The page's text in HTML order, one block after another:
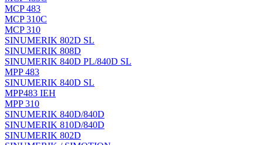
MCP 483
MCP 310C
MCP 310
SINUMERIK 802D SL
SINUMERIK 808D
SINUMERIK 840D PL/840D SL
MPP 483
SINUMERIK 840D SL
MPP483 IEH
MPP 310
SINUMERIK 840D/840D
SINUMERIK 810D/840D
SINUMERIK 802D